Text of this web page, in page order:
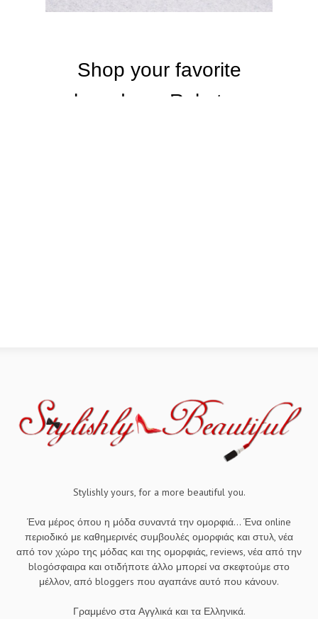
Stylishly yours, for a more beautiful you.
Ένα μέρος όπου η μόδα συναντά την ομορφιά... Ένα online
περιοδικό με καθημερινές συμβουλές ομορφιάς και στυλ, νέα
από τον χώρο της μόδας και της ομορφιάς, reviews, νέα από την
blogόσφαιρα και οτιδήποτε άλλο μπορεί να σκεφτούμε στο
μέλλον, από bloggers που αγαπάνε αυτό που κάνουν.
Γραμμένο στα Αγγλικά και τα Ελληνικά.